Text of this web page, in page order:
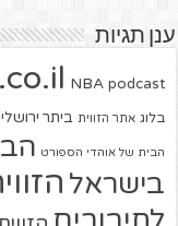
ענן תגיות
NBA podcast
בלוג אתר הזווית ביתר
הבית של אוהדי הספורט
בישראל